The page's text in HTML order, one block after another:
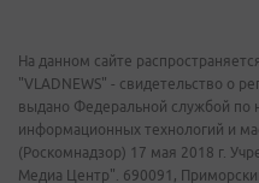
На данном сайте
"VLADNEWS" - свидетельство о
выдано Федеральной службой по
информационных технологий и
(Роскомнадзор) 17 мая 2018 г.
Медиа Центр". 690091,